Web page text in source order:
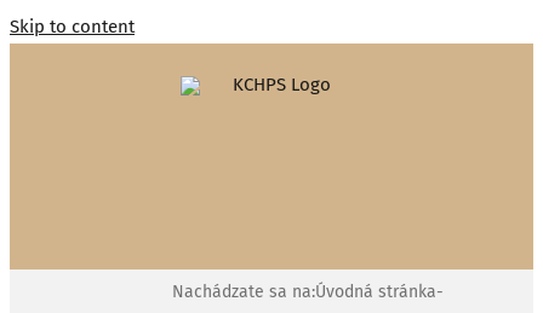
Skip to content
Nachádzate sa na:Úvodná stránka-